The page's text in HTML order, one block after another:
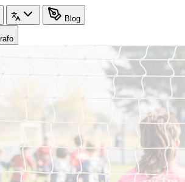
Blog